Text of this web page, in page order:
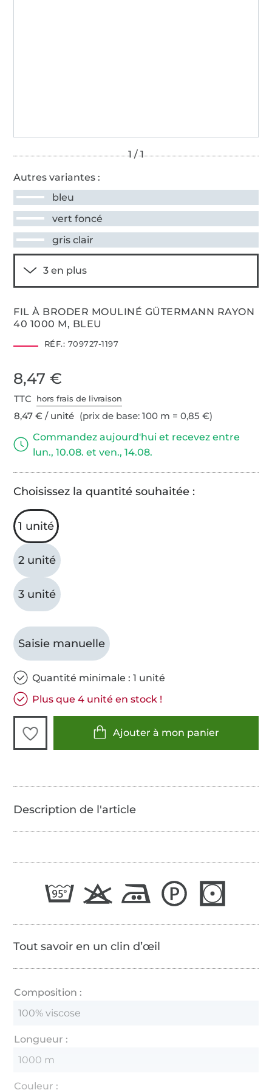
Autres variantes :
bleu
vert foncé
gris clair
FIL À BRODER MOULINÉ GÜTERMANN RAYON
40 1000 M, BLEU
RÉF.: 709727-1197
8,47 €
TTC hors frais de livraison
8,47 € / unité (prix de base: 100 m = 0,85 €)
Commandez aujourd'hui et recevez entre
lun., 10.08. et ven., 14.08.
Choisissez la quantité souhaitée :
1 unité
2 unité
3 unité
Saisie manuelle
Quantité minimale : 1 unité
Plus que 4 unité en stock !
Ajouter à mon panier
Tout savoir en un clin d’œil
Composition :
100% viscose
Longueur :
1000 m
Couleur :